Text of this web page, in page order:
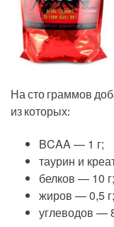
На сто граммов
из которых:
BCAA — 1 г;
таурин и
белков — 10 г;
жиров — 0,5 г;
углеводов —